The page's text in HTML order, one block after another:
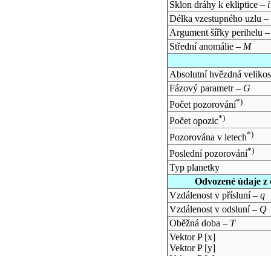
Sklon dráhy k ekliptice – i
Délka vzestupného uzlu –
Argument šířky perihelu
Střední anomálie – M
Absolutní hvězdná
Fázový parametr – G
Počet pozorování*)
Počet opozic*)
Pozorována v letech*)
Poslední pozorování*)
Typ planetky
Odvozené údaje
Vzdálenost v přísluní – q
Vzdálenost v odsluní – Q
Oběžná doba – T
Vektor P [x]
Vektor P [y]